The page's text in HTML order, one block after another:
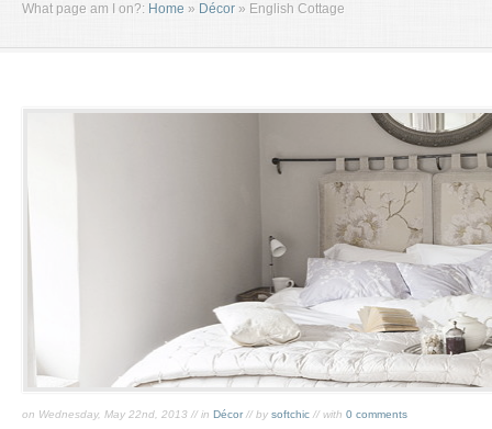
What page am I on?: Home » Décor » English Cottage
on Wednesday, May 22nd, 2013 // in Décor // by softchic // with 0 comments